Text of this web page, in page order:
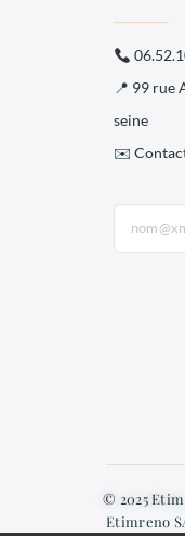
📍 99 rue
seine
✉️
Etimreno
© 2025